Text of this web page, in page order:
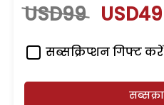
USD99 USD49
सब्सक्रिप्शन गिफ्ट करें